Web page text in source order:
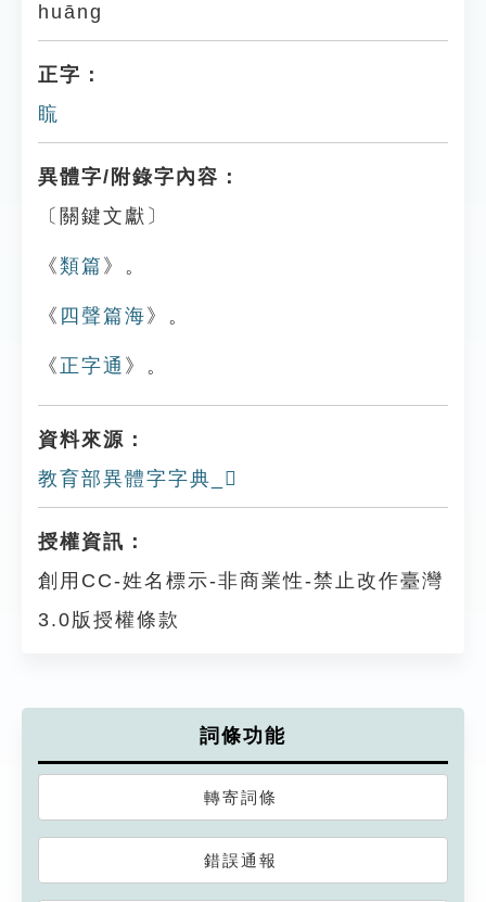
huāng
正字：
䀮
異體字/附錄字內容：
〔關鍵文獻〕
《類篇 》。
《 四聲篇海 》。
《 正字通 》。
資料來源：
教育部異體字字典_𥉂
授權資訊：
創用CC-姓名標示-非商業性-禁止改作臺灣
3.0版授權條款
詞條功能
轉寄詞條
錯誤通報